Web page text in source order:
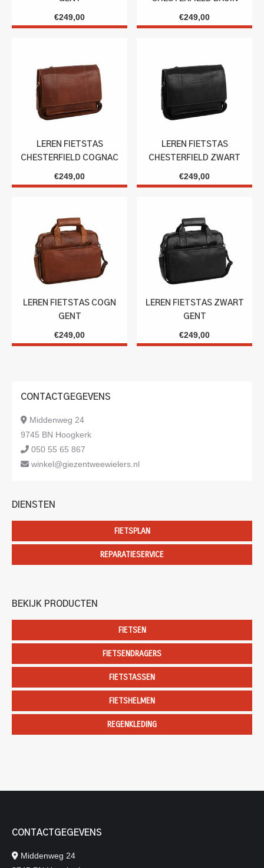
€249,00 €249,00
LEREN FIETSTAS
CHESTERFIELD COGNAC
€249,00
LEREN FIETSTAS
CHESTERFIELD ZWART
€249,00
LEREN FIETSTAS COGN
GENT
€249,00
LEREN FIETSTAS ZWART
GENT
€249,00
CONTACTGEGEVENS
Middenweg 24
9745 BN Hoogkerk
050 55 65 867
winkel@giezentweewielers.nl
DIENSTEN
FIETSPLAN
REPARATIESERVICE
BEKIJK PRODUCTEN
FIETSEN
FIETSENDRAGERS
FIETSTASSEN
FIETSHELMEN
REGENKLEDING
CONTACTGEGEVENS
Middenweg 24